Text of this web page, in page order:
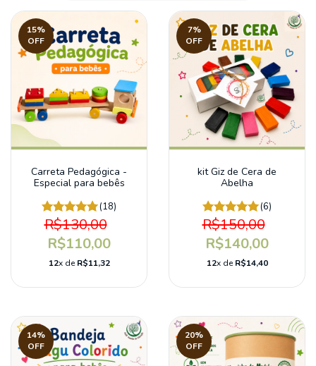
15%
OFF
Carreta Pedagógica -
Especial para bebês
(18)
R$130,00
R$110,00
12x deR$11,32
7%
OFF
kit Giz de Cera de
Abelha
(6)
R$150,00
R$140,00
12x deR$14,40
14%
OFF
20%
OFF